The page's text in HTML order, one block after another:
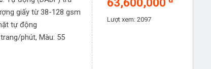
giấy từ 38-128 gsm
tự động
phút, Màu: 55
63,600,000
Lượt xem: 2097